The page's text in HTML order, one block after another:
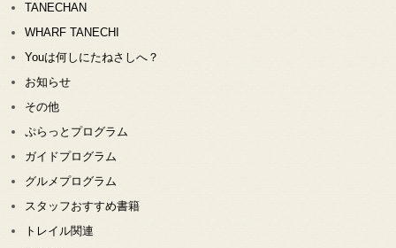
TANECHAN
WHARF TANECHI
Youは何しにたねさしへ？
お知らせ
その他
ぷらっとプログラム
ガイドプログラム
グルメプログラム
スタッフおすすめ書籍
トレイル関連